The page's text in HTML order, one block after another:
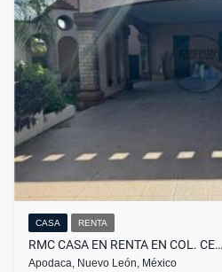
CASA RENTA
RMC CASA EN RENTA EN COL. CE…
Apodaca, Nuevo León, México